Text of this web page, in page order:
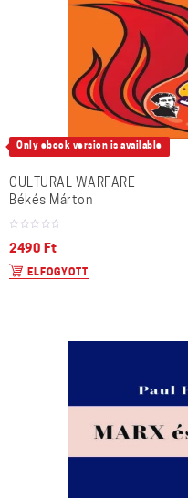
Only ebook version is available
CULTURAL WARFARE
Békés Márton
2490 Ft
ELFOGYOTT